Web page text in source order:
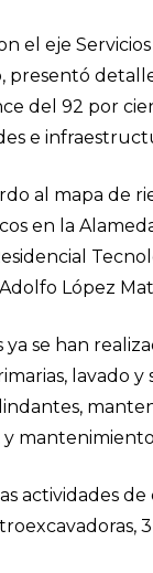
el eje
presentó
del 92 por
e
al mapa de
en la
López
se han
lavado
y
actividades